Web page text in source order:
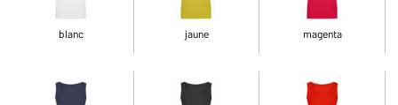
blanc jaune magenta